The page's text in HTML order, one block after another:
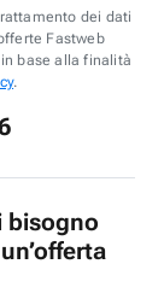
dei dati
Fastweb
base alla finalità
.
bisogno